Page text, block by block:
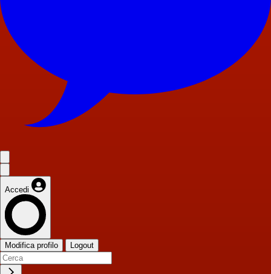
Accedi
Modifica profilo Logout